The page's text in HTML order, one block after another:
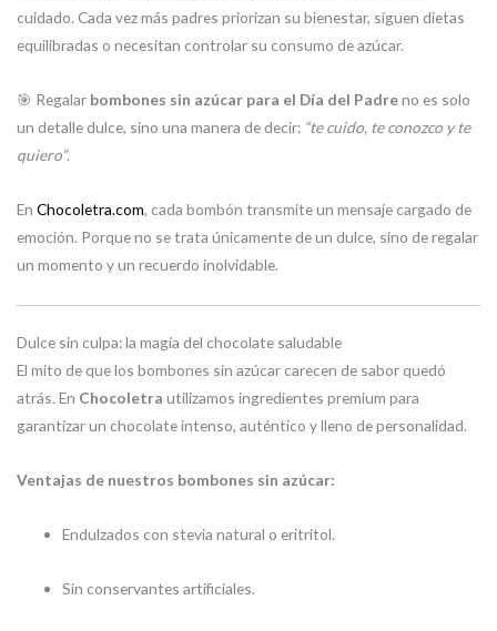
cuidado. Cada vez más padres priorizan su bienestar, siguen dietas
equilibradas o necesitan controlar su consumo de azúcar.
🎯 Regalar bombones sin azúcar para el Día del Padreno es solo
un detalle dulce, sino una manera de decir: “te cuido, te conozco y te
quiero”.
En Chocoletra.com, cada bombón transmite un mensaje cargado de
emoción. Porque no se trata únicamente de un dulce, sino de regalar
un momento y un recuerdo inolvidable.
Dulce sin culpa: la magia del chocolate saludable
El mito de que los bombones sin azúcar carecen de sabor quedó
atrás. En Chocoletra utilizamos ingredientes premium para
garantizar un chocolate intenso, auténtico y lleno de personalidad.
Ventajas de nuestros bombones sin azúcar:
Endulzados con stevia natural o eritritol.
Sin conservantes artificiales.